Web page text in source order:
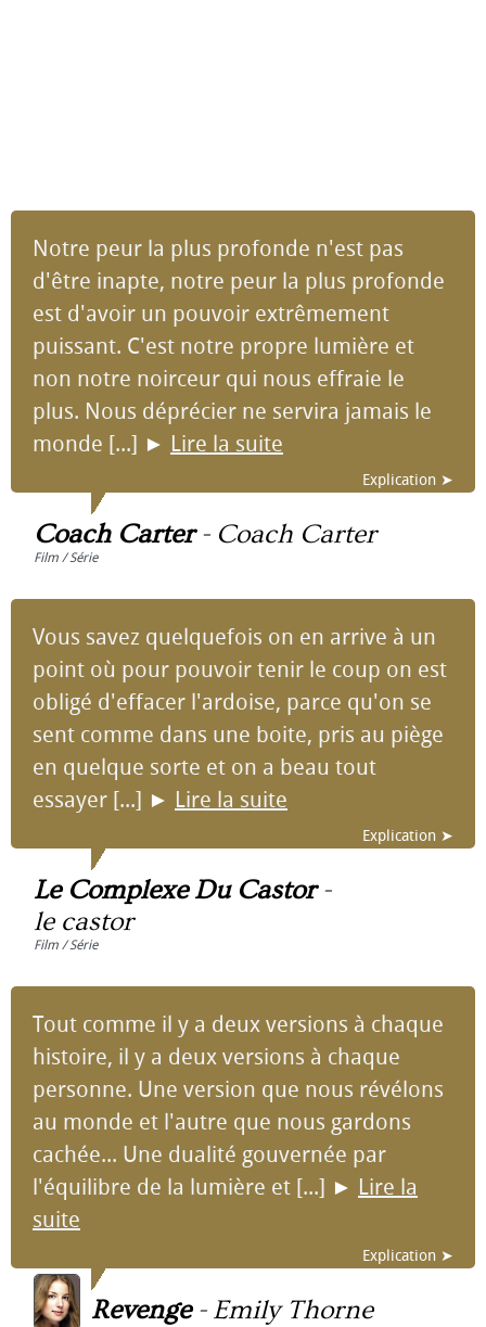
Notre peur la plus profonde n'est pas
d'être inapte, notre peur la plus profonde
est d'avoir un pouvoir extrêmement
puissant. C'est notre propre lumière et
non notre noirceur qui nous effraie le
plus. Nous déprécier ne servira jamais le
monde [...] ► Lire la suite
Explication ➤
Coach Carter- Coach Carter
Film / Série
Vous savez quelquefois on en arrive à un
point où pour pouvoir tenir le coup on est
obligé d'effacer l'ardoise, parce qu'on se
sent comme dans une boite, pris au piège
en quelque sorte et on a beau tout
essayer [...] ► Lire la suite
Explication ➤
Le Complexe Du Castor-
le castor
Film / Série
Tout comme il y a deux versions à chaque
histoire, il y a deux versions à chaque
personne. Une version que nous révélons
au monde et l'autre que nous gardons
cachée... Une dualité gouvernée par
l'équilibre de la lumière et [...] ► Lire la
suite
Explication ➤
Revenge- Emily Thorne